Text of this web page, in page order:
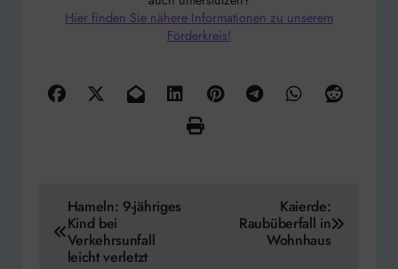
Hier finden Sie nähere Informationen zu unserem
Förderkreis!
Beitragsnavigation
Hameln: 9-jähriges
Kind bei
Verkehrsunfall
leicht verletzt
Kaierde:
Raubüberfall in
Wohnhaus